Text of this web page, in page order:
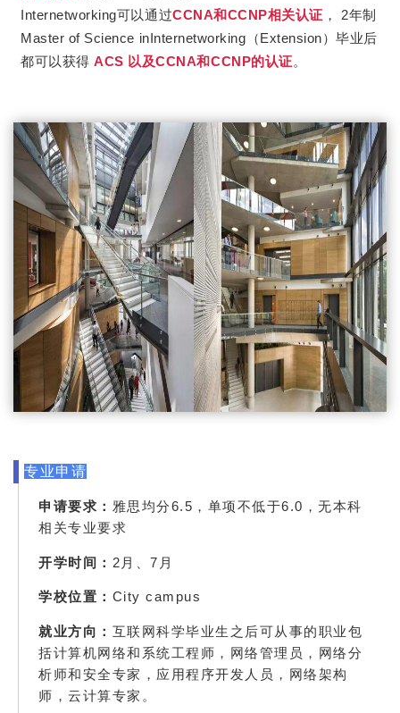
Internetworking可以通过CCNA和CCNP相关认证 ， 2年制
Master of Science inInternetworking（Extension）毕业后
都可以获得 ACS 以及CCNA和CCNP的认证。
专业申请
申请要求： 雅思均分6.5，单项不低于6.0， 无本科
相关专业要求
开学时间： 2月、7月
学校位置： City campus
就业方向： 互联网科学毕业生之后可从事的职业包
括计算机网络和系统工程师，网络管理员，网络分
析师和安全专家，应用程序开发人员，网络架构
师，云计算专家。